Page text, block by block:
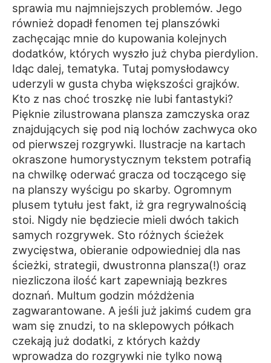
sprawia mu najmniejszych problemów. Jego
również dopadł fenomen tej planszówki
zachęcając mnie do kupowania kolejnych
dodatków, których wyszło już chyba pierdylion.
Idąc dalej, tematyka. Tutaj pomysłodawcy
uderzyli w gusta chyba większości grajków.
Kto z nas choć troszkę nie lubi fantastyki?
Pięknie zilustrowana plansza zamczyska oraz
znajdujących się pod nią lochów zachwyca oko
od pierwszej rozgrywki. Ilustracje na kartach
okraszone humorystycznym tekstem potrafią
na chwilkę oderwać gracza od toczącego się
na planszy wyścigu po skarby. Ogromnym
plusem tytułu jest fakt, iż gra regrywalnością
stoi. Nigdy nie będziecie mieli dwóch takich
samych rozgrywek. Sto różnych ścieżek
zwycięstwa, obieranie odpowiedniej dla nas
ścieżki, strategii, dwustronna plansza(!) oraz
niezliczona ilość kart zapewniają bezkres
doznań. Multum godzin móżdżenia
zagwarantowane. A jeśli już jakimś cudem gra
wam się znudzi, to na sklepowych półkach
czekają już dodatki, z których każdy
wprowadza do rozgrywki nie tylko nową